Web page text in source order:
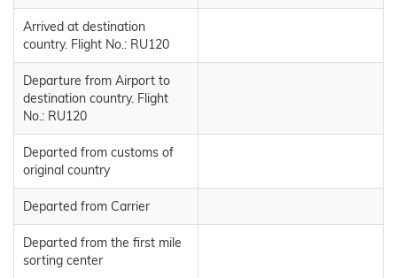
Arrived at destination
country. Flight No.: RU120
Departure from Airport to
destination country. Flight
No.: RU120
Departed from customs of
original country
Departed from Carrier
Departed from the first mile
sorting center